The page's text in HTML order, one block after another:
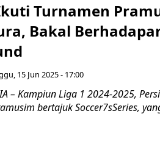
Turnamen
Bakal
15 Jun 2025 - 17:00
– Kampiun Liga 1 2024-2025,
bertajuk Soccer7sSeries,